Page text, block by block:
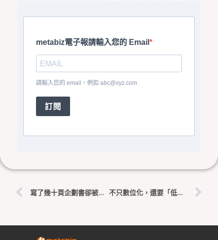
metabiz電子報請輸入您的 Email
請輸入您的 email，例如 abc@xyz.com
訂閱
寫了幾十頁企劃書卻被秒退件？申請補助前必看的「企業體質健檢」，會計師沒告訴你的過件底線 不只數位化，還要「低碳化」！2026 雙軸轉型元年，餐飲業的減碳商機在哪裡？